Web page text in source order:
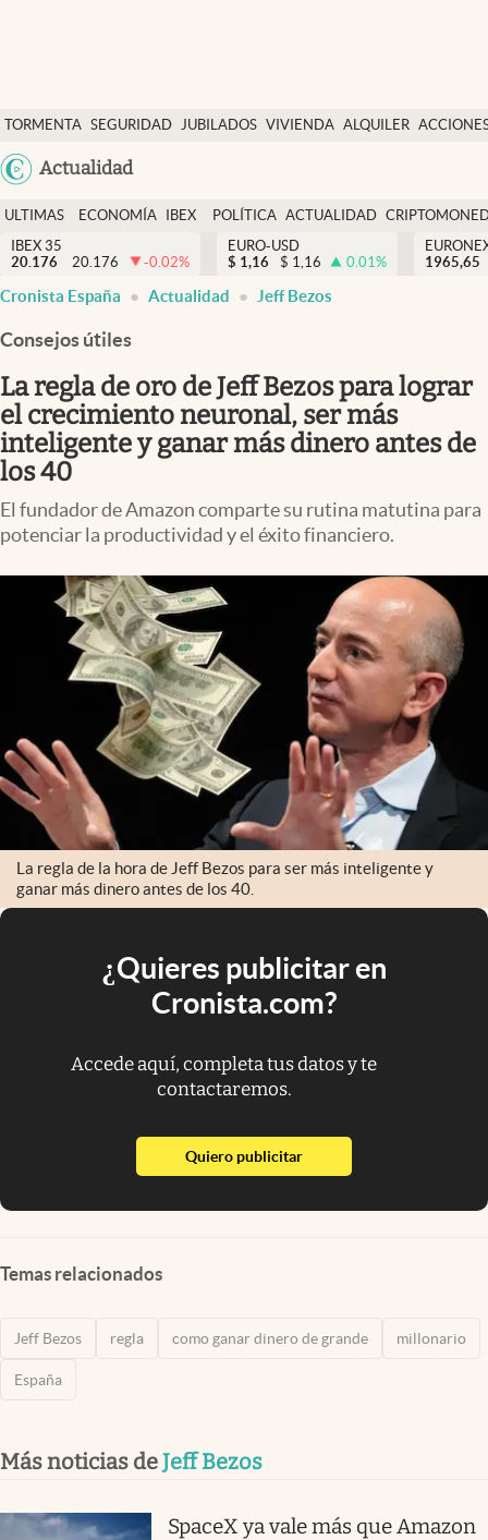
TORMENTA SEGURIDAD JUBILADOS VIVIENDA ALQUILER
USA
Actualidad
Economía y finanzas
Política
Actualidad
Criptomonedas
España
ULTIMAS
NOTICIAS
ECONOMÍA
FINANZAS
IBEX
EURO
POLÍTICA ACTUALIDAD
IBEX 35
20.176
20.176 -0.02%
EURO-USD
$ 1,16 $ 1,16 0.01%
1965,65
Cronista España Actualidad Jeff Bezos
Consejos útiles
La regla de oro de Jeff Bezos para lograr
el crecimiento neuronal, ser más
inteligente y ganar más dinero antes de
los 40
El fundador de Amazon comparte su rutina matutina para
potenciar la productividad y el éxito financiero.
La regla de la hora de Jeff Bezos para ser más inteligente y
ganar más dinero antes de los 40.
¿Quieres publicitar en
Cronista.com?
Accede aquí, completa tus datos y te
contactaremos.
Quiero publicitarabre en nueva pestaña
Temas relacionados
Jeff Bezos regla como ganar dinero de grande millonario
España
Más noticias deJeff Bezos
SpaceX ya vale más que Amazon